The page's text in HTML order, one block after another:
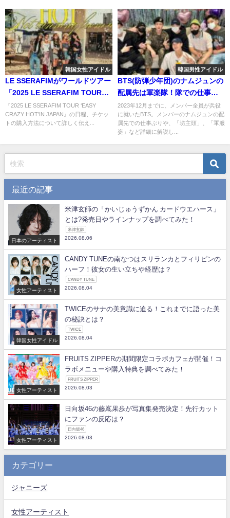
韓国女性アイドル
LE SSERAFIMがワールドツアー
「2025 LE SSERAFIM TOUR
‘EASY CRAZY HOT’」が発表！
日本の予定や購入方法や倍率
は？
『2025 LE SSERAFIM TOUR ‘EASY
CRAZY HOT’IN JAPAN』の日程、チケッ
トの購入方法について詳しく伝え...
韓国男性アイドル
BTS(防弾少年団)のナムジュンの
配属先は軍楽隊！隊での仕事や
軍服姿についてチェック！
2023年12月までに、メンバー全員が兵役
に就いたBTS。メンバーのナムジュンの配
属先での仕事ぶりや、「坊主頭」、「軍服
姿」など詳細に解説し...
最近の記事
日本のアーティスト
米津玄師の「かいじゅうずかん カードウエハース」
とは?発売日やラインナップを調べてみた！
米津玄師
2026.08.06
女性アーティスト
CANDY TUNEの南なつはスリランカとフィリピンの
ハーフ！彼女の生い立ちや経歴は？
CANDY TUNE
2026.08.04
韓国女性アイドル
TWICEのサナの美意識に迫る！これまでに語った美
の秘訣とは？
TWICE
2026.08.04
女性アーティスト
FRUITS ZIPPERの期間限定コラボカフェが開催！コ
ラボメニューや購入特典を調べてみた！
FRUITS ZIPPER
2026.08.03
女性アーティスト
日向坂46の藤嶌果歩が写真集発売決定！先行カット
にファンの反応は？
日向坂46
2026.08.03
カテゴリー
ジャニーズ
女性アーティスト